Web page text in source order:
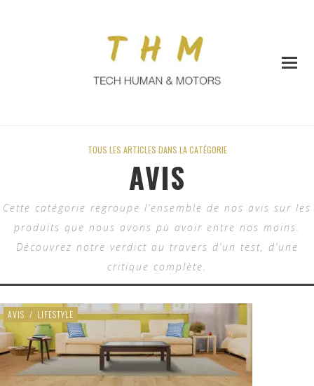
TOUS LES ARTICLES DANS LA CATÉGORIE
AVIS
Cette catégorie regroupe l’ensemble de nos avis sur les
produits que nous avons pu avoir entre nos mains.
Découvrez notre verdict au travers d’un test, d’une
critique complète.
AVIS / LIFESTYLE